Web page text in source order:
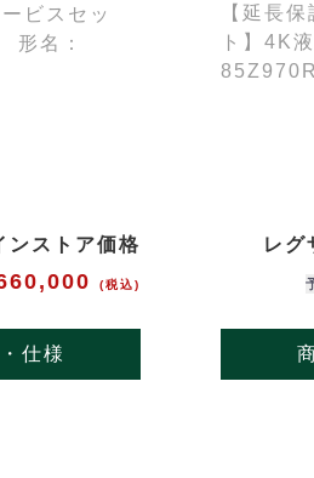
ビスセッ
形名：
ンストア価格
(税込)
仕様
【延長
ト】4K
レグ